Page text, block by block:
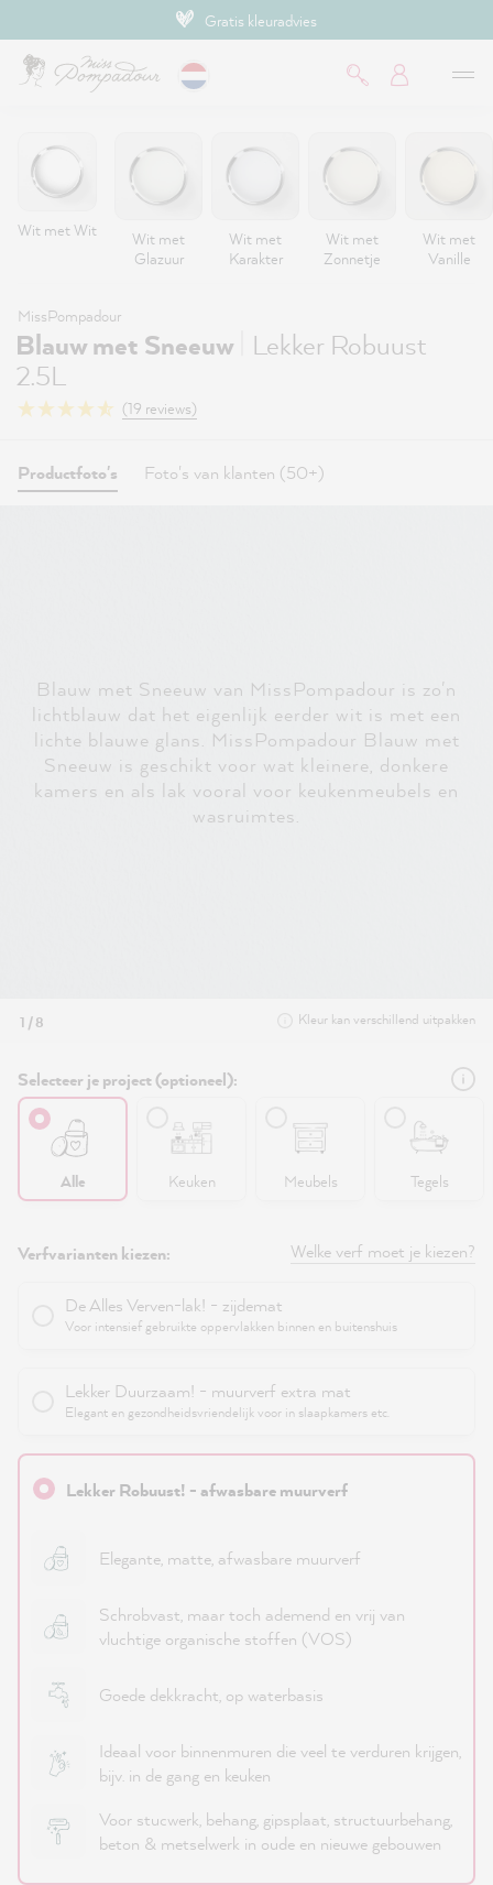
Gratis kleuradvies
Wit met Wit
Wit met
Glazuur
Wit met
Karakter
Wit met
Zonnetje
Wit met
Vanille
MissPompadour
Blauw met Sneeuw Lekker Robuust
2.5L
(19 reviews)
Productfoto's Foto's van klanten (50+)
Blauw met Sneeuw van MissPompadour is zo'n
lichtblauw dat het eigenlijk eerder wit is met een
lichte blauwe glans. MissPompadour Blauw met
Sneeuw is geschikt voor wat kleinere, donkere
kamers en als lak vooral voor keukenmeubels en
wasruimtes.
1 / 8 Kleur kan verschillend uitpakken
Selecteer je project (optioneel):
Alle Keuken Meubels Tegels
Verfvarianten kiezen: Welke verf moet je kiezen?
De Alles Verven-lak! - zijdemat
Voor intensief gebruikte oppervlakken binnen en buitenshuis
Lekker Duurzaam! - muurverf extra mat
Elegant en gezondheidsvriendelijk voor in slaapkamers etc.
Lekker Robuust! - afwasbare muurverf
Elegante, matte, afwasbare muurverf
Schrobvast, maar toch ademend en vrij van
vluchtige organische stoffen (VOS)
Goede dekkracht, op waterbasis
Ideaal voor binnenmuren die veel te verduren krijgen,
bijv. in de gang en keuken
Voor stucwerk, behang, gipsplaat, structuurbehang,
beton & metselwerk in oude en nieuwe gebouwen